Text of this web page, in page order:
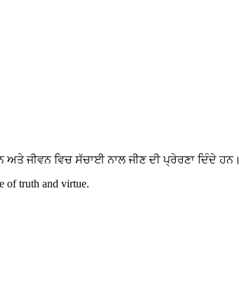
ਜੀਵਨ ਵਿਚ ਸੱਚਾਈ ਨਾਲ ਜੀਣ ਦੀ ਪ੍ਰੇਰਣਾ ਦਿੰਦੇ ਹਨ।
of truth and virtue.